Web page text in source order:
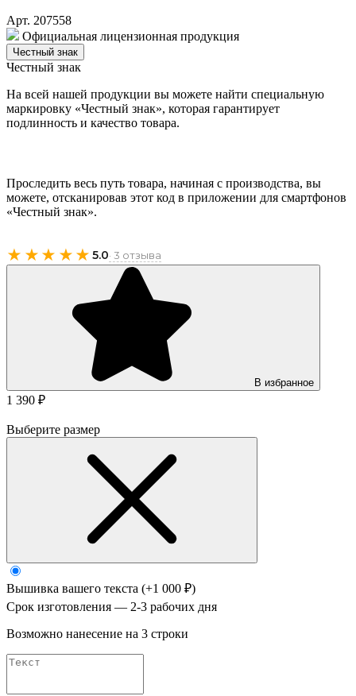
Арт. 207558
Официальная лицензионная продукция
Честный знак
Честный знак
На всей нашей продукции вы можете найти специальную
маркировку «Честный знак», которая гарантирует
подлинность и качество товара.
Проследить весь путь товара, начиная с производства, вы
можете, отсканировав этот код в приложении для смартфонов
«Честный знак».
★★★★★ 5.0· 3 отзыва
В избранное
1 390 ₽
Выберите размер
Вышивка вашего текста (+1 000 ₽)
Срок изготовления — 2-3 рабочих дня
Возможно нанесение на 3 строки